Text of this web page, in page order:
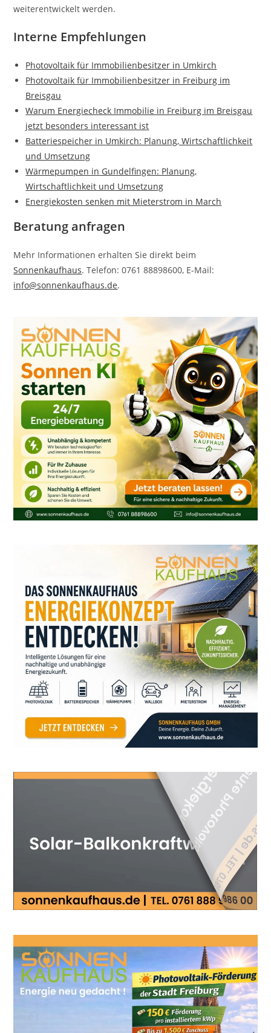
weiterentwickelt werden.
Interne Empfehlungen
Photovoltaik für Immobilienbesitzer in Umkirch
Photovoltaik für Immobilienbesitzer in Freiburg im
Breisgau
Warum Energiecheck Immobilie in Freiburg im Breisgau
jetzt besonders interessant ist
Batteriespeicher in Umkirch: Planung, Wirtschaftlichkeit
und Umsetzung
Wärmepumpen in Gundelfingen: Planung,
Wirtschaftlichkeit und Umsetzung
Energiekosten senken mit Mieterstrom in March
Beratung anfragen
Mehr Informationen erhalten Sie direkt beim
Sonnenkaufhaus. Telefon: 0761 88898600, E-Mail:
info@sonnenkaufhaus.de.